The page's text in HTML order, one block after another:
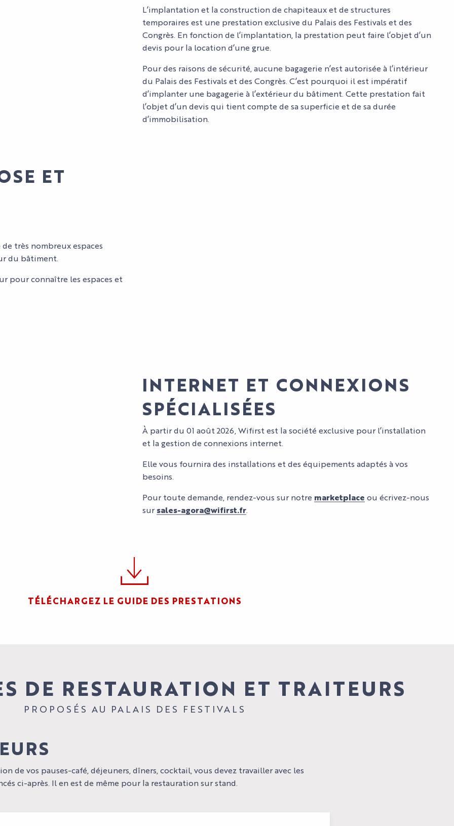
L'AGENDA
PROFESSIONNEL
LES
SPECTACLES
MYTHIQUES
EXPERTISES
L'AGENDA
ORGANISER
ÉVÈNEMENT
TROUVER
ORGANISER
SON SÉJOUR
L’implantation et la construction de chapiteaux et de structures
temporaires est une prestation exclusive du Palais des Festivals et des
Congrès. En fonction de l’implantation, la prestation peut faire l’objet d’un
devis pour la location d’une grue.
Pour des raisons de sécurité, aucune bagagerie n’est autorisée à l’intérieur
du Palais des Festivals et des Congrès. C’est pourquoi il est impératif
d’implanter une bagagerie à l’extérieur du bâtiment. Cette prestation fait
l’objet d’un devis qui tient compte de sa superficie et de sa durée
d’immobilisation.
ET
de très nombreux espaces
du bâtiment.
pour connaître les espaces et
INTERNET ET CONNEXIONS
SPÉCIALISÉES
À partir du 01 août 2026, Wifirst est la société exclusive pour l’installation
et la gestion de connexions internet.
Elle vous fournira des installations et des équipements adaptés à vos
besoins.
Pour toute demande, rendez-vous sur notre marketplace ou écrivez-nous
sur sales-agora@wifirst.fr.
TÉLÉCHARGEZ LE GUIDE DES PRESTATIONS
DE RESTAURATION ET TRAITEURS
PROPOSÉS AU PALAIS DES FESTIVALS
de vos pauses-café, déjeuners, dîners, cocktail, vous devez travailler avec les
ci-après. Il en est de même pour la restauration sur stand.